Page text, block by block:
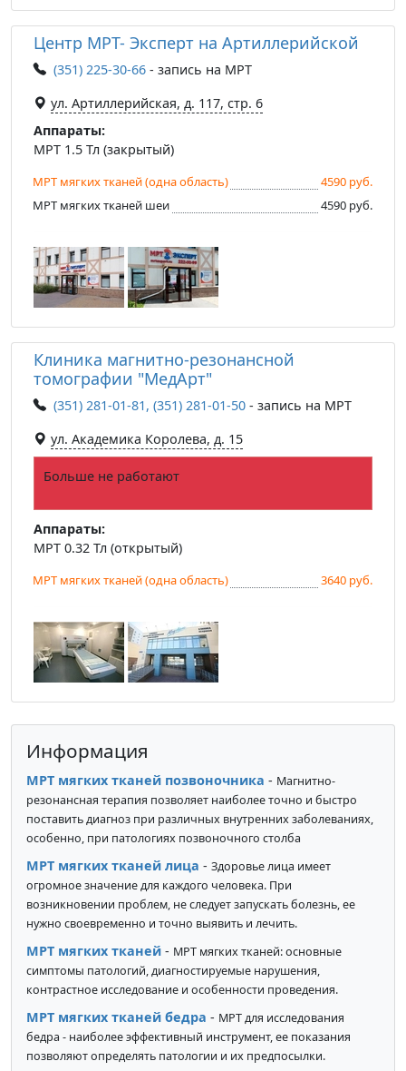
Центр МРТ- Эксперт на Артиллерийской
(351) 225-30-66 - запись на МРТ
ул. Артиллерийская, д. 117, стр. 6
Аппараты:
МРТ 1.5 Тл (закрытый)
МРТ мягких тканей (одна область)
4590 руб.
МРТ мягких тканей шеи
4590 руб.
Клиника магнитно-резонансной
томографии "МедАрт"
(351) 281-01-81, (351) 281-01-50 - запись на МРТ
ул. Академика Королева, д. 15
Больше не работают
Аппараты:
МРТ 0.32 Тл (открытый)
МРТ мягких тканей (одна область) 3640 руб.
Информация
МРТ мягких тканей позвоночника - Магнитно-
резонансная терапия позволяет наиболее точно и быстро
поставить диагноз при различных внутренних заболеваниях,
особенно, при патологиях позвоночного столба
МРТ мягких тканей лица - Здоровье лица имеет
огромное значение для каждого человека. При
возникновении проблем, не следует запускать болезнь, ее
нужно своевременно и точно выявить и лечить.
МРТ мягких тканей - МРТ мягких тканей: основные
симптомы патологий, диагностируемые нарушения,
контрастное исследование и особенности проведения.
МРТ мягких тканей бедра - МРТ для исследования
бедра - наиболее эффективный инструмент, ее показания
позволяют определять патологии и их предпосылки.